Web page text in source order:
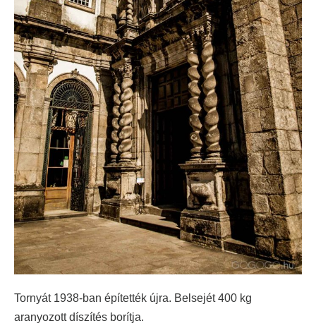
Tornyát 1938-ban építették újra. Belsejét 400 kg
aranyozott díszítés borítja.